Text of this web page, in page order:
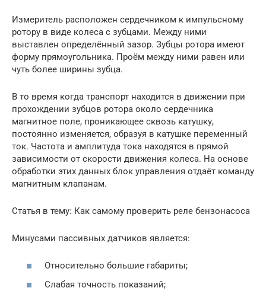
Измеритель расположен сердечником к импульсному
ротору в виде колеса с зубцами. Между ними
выставлен определённый зазор. Зубцы ротора имеют
форму прямоугольника. Проём между ними равен или
чуть более ширины зубца.
В то время когда транспорт находится в движении при
прохождении зубцов ротора около сердечника
магнитное поле, проникающее сквозь катушку,
постоянно изменяется, образуя в катушке переменный
ток. Частота и амплитуда тока находятся в прямой
зависимости от скорости движения колеса. На основе
обработки этих данных блок управления отдаёт команду
магнитным клапанам.
Статья в тему: Как самому проверить реле бензонасоса
Минусами пассивных датчиков является:
Относительно большие габариты;
Слабая точность показаний;